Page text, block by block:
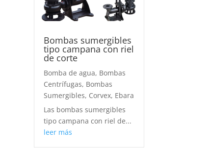
Bombas sumergibles
tipo campana con riel
de corte
Bomba de agua, Bombas
Centrífugas, Bombas
Sumergibles, Corvex, Ebara
Las bombas sumergibles
tipo campana con riel de...
leer más